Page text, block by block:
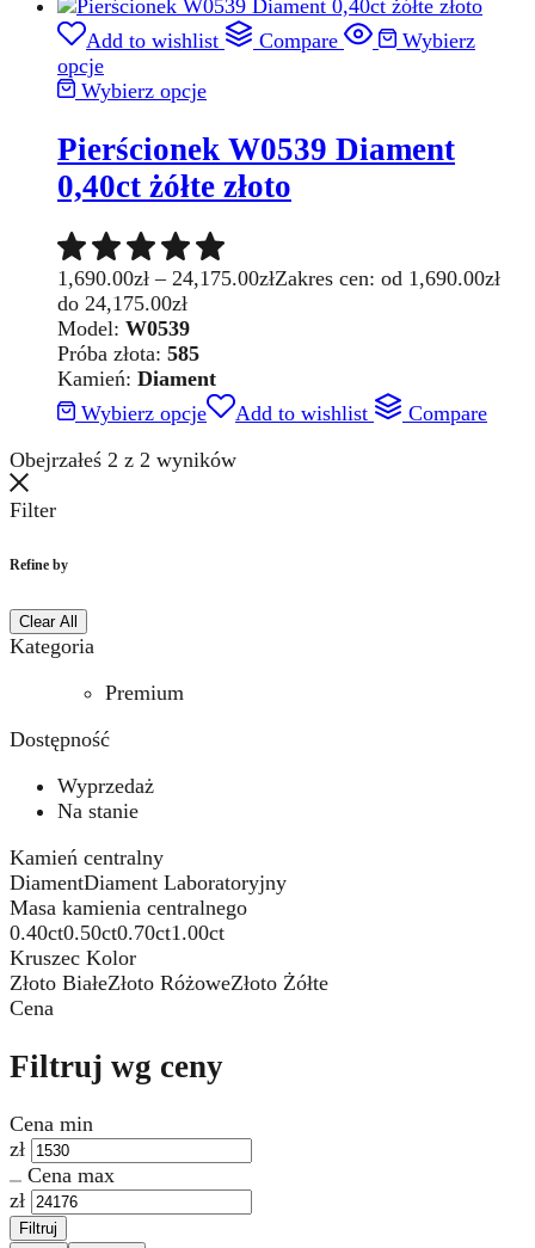
Add to wishlist Compare
Wybierz
opcje
Wybierz opcje
Pierścionek W0539 Diament
0,40ct żółte złoto
1,690.00zł – 24,175.00złZakres cen: od 1,690.00zł
do 24,175.00zł
Model: W0539
Próba złota: 585
Kamień: Diament
Wybierz opcje
Add to wishlist
Compare
Obejrzałeś 2 z 2 wyników
Filter
Refine by
Clear All
Kategoria
Premium
Dostępność
Wyprzedaż
Na stanie
Kamień centralny
DiamentDiament Laboratoryjny
Masa kamienia centralnego
0.40ct0.50ct0.70ct1.00ct
Kruszec Kolor
Złoto BiałeZłoto RóżoweZłoto Żółte
Cena
Filtruj wg ceny
Cena min
zł
Cena max
zł
Filtruj